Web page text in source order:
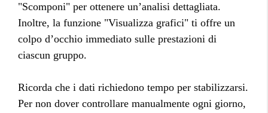
"Scomponi" per ottenere un’analisi dettagliata.
Inoltre, la funzione "Visualizza grafici" ti offre un
colpo d’occhio immediato sulle prestazioni di
ciascun gruppo.
Ricorda che i dati richiedono tempo per stabilizzarsi.
Per non dover controllare manualmente ogni giorno,